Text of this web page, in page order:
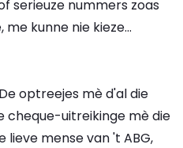
serieuze nummers zoas
kunne nie kieze...
optreejes mè d'al die
cheque-uitreikinge mè die
mense van 't ABG,